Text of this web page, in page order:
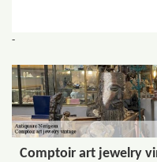
-
Comptoir art jewelry